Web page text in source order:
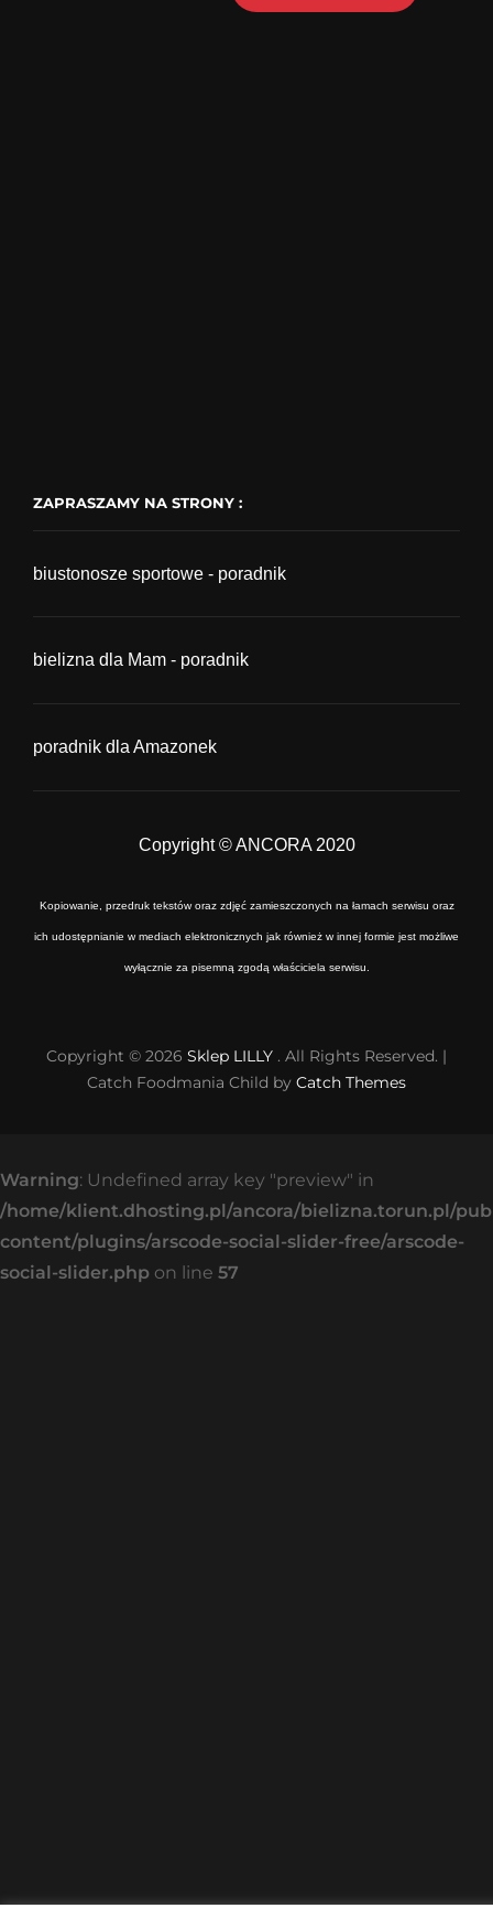
ZAPRASZAMY NA STRONY :
biustonosze sportowe - poradnik
bielizna dla Mam - poradnik
poradnik dla Amazonek
Copyright © ANCORA 2020
Kopiowanie, przedruk tekstów oraz zdjęć zamieszczonych na łamach serwisu oraz
ich udostępnianie w mediach elektronicznych jak również w innej formie jest możliwe
wyłącznie za pisemną zgodą właściciela serwisu.
Copyright © 2026 Sklep LILLY . All Rights Reserved. |
Catch Foodmania Child by Catch Themes
Warning: Undefined array key "preview" in
/home/klient.dhosting.pl/ancora/bielizna.torun.pl/
content/plugins/arscode-social-slider-free/arscode-
social-slider.php on line 57